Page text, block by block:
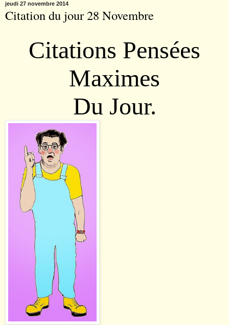
jeudi 27 novembre 2014
Citation du jour 28 Novembre
Citations Pensées
Maximes
Du Jour.